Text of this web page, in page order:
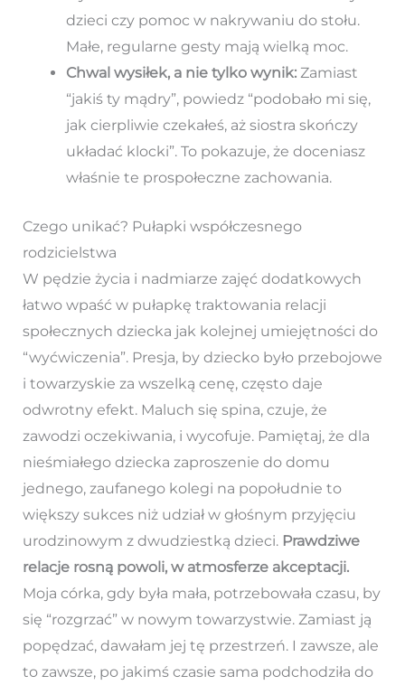
dzieci czy pomoc w nakrywaniu do stołu.
Małe, regularne gesty mają wielką moc.
Chwal wysiłek, a nie tylko wynik:Zamiast
“jakiś ty mądry”, powiedz “podobało mi się,
jak cierpliwie czekałeś, aż siostra skończy
układać klocki”. To pokazuje, że doceniasz
właśnie te prospołeczne zachowania.
Czego unikać? Pułapki współczesnego
rodzicielstwa
W pędzie życia i nadmiarze zajęć dodatkowych
łatwo wpaść w pułapkę traktowania relacji
społecznych dziecka jak kolejnej umiejętności do
“wyćwiczenia”. Presja, by dziecko było przebojowe
i towarzyskie za wszelką cenę, często daje
odwrotny efekt. Maluch się spina, czuje, że
zawodzi oczekiwania, i wycofuje. Pamiętaj, że dla
nieśmiałego dziecka zaproszenie do domu
jednego, zaufanego kolegi na popołudnie to
większy sukces niż udział w głośnym przyjęciu
urodzinowym z dwudziestką dzieci. Prawdziwe
relacje rosną powoli, w atmosferze akceptacji.
Moja córka, gdy była mała, potrzebowała czasu, by
się “rozgrzać” w nowym towarzystwie. Zamiast ją
popędzać, dawałam jej tę przestrzeń. I zawsze, ale
to zawsze, po jakimś czasie sama podchodziła do